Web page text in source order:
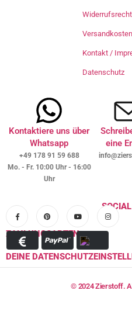
Widerrufsrecht
Kontakt /
Datenschutz
Kontaktiere uns über
Whatsapp
+49 178 91 59 688
Mo. - Fr. 10:00 Uhr - 16:00
Uhr
eine
ZAHLUNGSARTEN
DEINE
© 2024 Zierstoff.